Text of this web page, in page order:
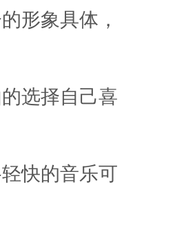
形象具体，
选择自己喜
快的音乐可